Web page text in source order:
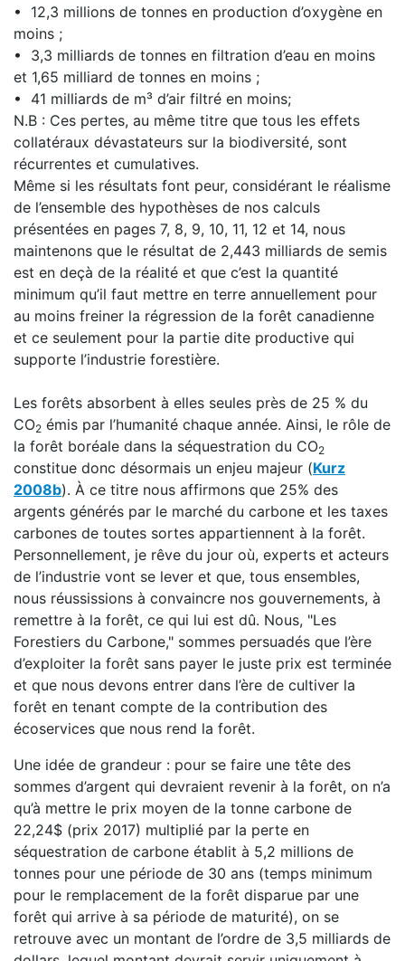
• 12,3 millions de tonnes en production d’oxygène en
moins ;
• 3,3 milliards de tonnes en filtration d’eau en moins
et 1,65 milliard de tonnes en moins ;
• 41 milliards de m³ d’air filtré en moins;
N.B : Ces pertes, au même titre que tous les effets
collatéraux dévastateurs sur la biodiversité, sont
récurrentes et cumulatives.
Même si les résultats font peur, considérant le réalisme
de l’ensemble des hypothèses de nos calculs
présentées en pages 7, 8, 9, 10, 11, 12 et 14, nous
maintenons que le résultat de 2,443 milliards de semis
est en deçà de la réalité et que c’est la quantité
minimum qu’il faut mettre en terre annuellement pour
au moins freiner la régression de la forêt canadienne
et ce seulement pour la partie dite productive qui
supporte l’industrie forestière.
Les forêts absorbent à elles seules près de 25 % du
CO2 émis par l’humanité chaque année. Ainsi, le rôle de
la forêt boréale dans la séquestration du CO2
constitue donc désormais un enjeu majeur (Kurz
2008b). À ce titre nous affirmons que 25% des
argents générés par le marché du carbone et les taxes
carbones de toutes sortes appartiennent à la forêt.
Personnellement, je rêve du jour où, experts et acteurs
de l’industrie vont se lever et que, tous ensembles,
nous réussissions à convaincre nos gouvernements, à
remettre à la forêt, ce qui lui est dû. Nous, "Les
Forestiers du Carbone," sommes persuadés que l’ère
d’exploiter la forêt sans payer le juste prix est terminée
et que nous devons entrer dans l’ère de cultiver la
forêt en tenant compte de la contribution des
écoservices que nous rend la forêt.
Une idée de grandeur : pour se faire une tête des
sommes d’argent qui devraient revenir à la forêt, on n’a
qu’à mettre le prix moyen de la tonne carbone de
22,24$ (prix 2017) multiplié par la perte en
séquestration de carbone établit à 5,2 millions de
tonnes pour une période de 30 ans (temps minimum
pour le remplacement de la forêt disparue par une
forêt qui arrive à sa période de maturité), on se
retrouve avec un montant de l’ordre de 3,5 milliards de